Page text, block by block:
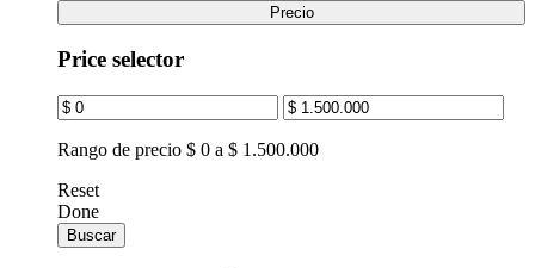
Precio
Price selector
Rango de precio $ 0 a $ 1.500.000
Reset
Done
Buscar